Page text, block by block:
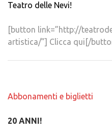
Teatro delle Nevi!
[button link=”http://
artistica/”] Clicca qui[/
Navigazione
Abbonamenti e biglietti
20 ANNI!